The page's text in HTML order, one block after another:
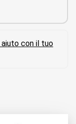
aiuto con il tuo